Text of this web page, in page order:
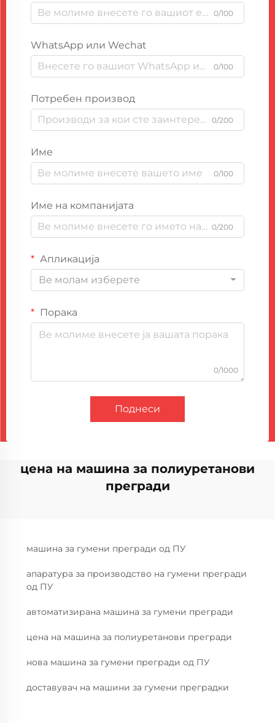
0/100
WhatsApp или Wechat
0/100
Потребен производ
0/200
Име
0/100
Име на компанијата
0/200
Апликација
Ве молам изберете
Порака
0/1000
Поднеси
цена на машина за полиуретанови
прегради
машина за гумени прегради од ПУ
апаратура за производство на гумени прегради
од ПУ
автоматизирана машина за гумени прегради
цена на машина за полиуретанови прегради
нова машина за гумени прегради од ПУ
доставувач на машини за гумени преградки